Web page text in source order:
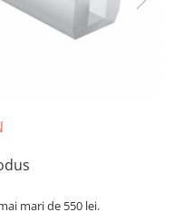
mari de 550 lei.